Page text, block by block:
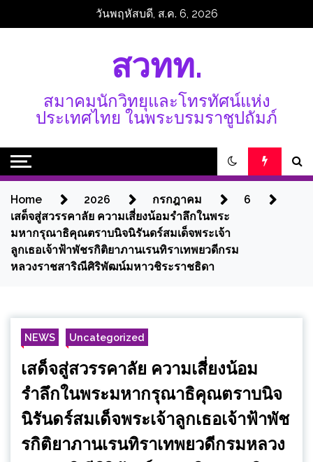
วันพฤหัสบดี, ส.ค. 6, 2026
สวทท.
สมาคมนักวิทยุและโทรทัศน์แห่ง
ประเทศไทย ในพระบรมราชูปถัมภ์
Home 2026 กรกฎาคม
6
เสด็จสู่สวรรคาลัย ความเสี่ยงน้อมรำลึกในพระ
มหากรุณาธิคุณตราบนิจนิรันดร์สมเด็จพระเจ้า
ลูกเธอเจ้าฟ้าพัชรกิติยาภานเรนทิราเทพยวดีกรม
หลวงราชสาริณีศิริพัฒน์มหาวชิระราชธิดา
NEWS Uncategorized
เสด็จสู่สวรรคาลัย ความเสี่ยงน้อม
รำลึกในพระมหากรุณาธิคุณตราบนิจ
นิรันดร์สมเด็จพระเจ้าลูกเธอเจ้าฟ้าพัช
รกิติยาภานเรนทิราเทพยวดีกรมหลวง